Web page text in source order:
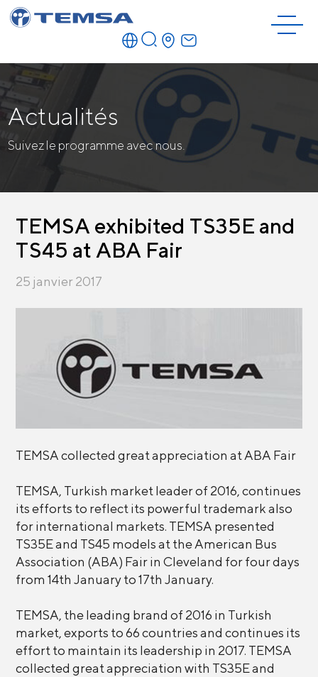
Actualités
Suivez le programme avec nous.
TEMSA exhibited TS35E and
TS45 at ABA Fair
25 janvier 2017
TEMSA collected great appreciation at ABA Fair
TEMSA, Turkish market leader of 2016, continues
its efforts to reflect its powerful trademark also
for international markets. TEMSA presented
TS35E and TS45 models at the American Bus
Association (ABA) Fair in Cleveland for four days
from 14th January to 17th January.
TEMSA, the leading brand of 2016 in Turkish
market, exports to 66 countries and continues its
effort to maintain its leadership in 2017. TEMSA
collected great appreciation with TS35E and